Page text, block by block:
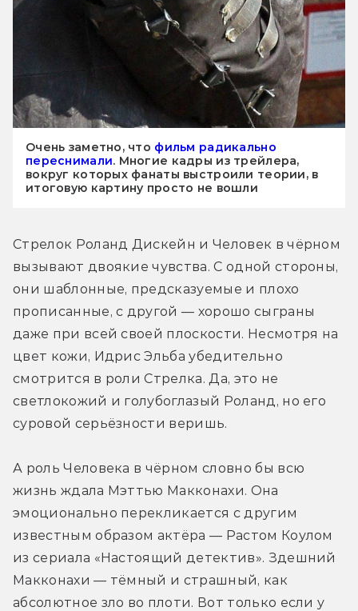
Очень заметно, что фильм радикально
переснимали. Многие кадры из трейлера,
вокруг которых фанаты выстроили теории, в
итоговую картину просто не вошли
Стрелок Роланд Дискейн и Человек в чёрном
вызывают двоякие чувства. С одной стороны,
они шаблонные, предсказуемые и плохо
прописанные, с другой — хорошо сыграны
даже при всей своей плоскости. Несмотря на
цвет кожи, Идрис Эльба убедительно
смотрится в роли Стрелка. Да, это не
светлокожий и голубоглазый Роланд, но его
суровой серьёзности веришь.
А роль Человека в чёрном словно бы всю
жизнь ждала Мэттью Макконахи. Она
эмоционально перекликается с другим
известным образом актёра — Растом Коулом
из сериала «Настоящий детектив». Здешний
Макконахи — тёмный и страшный, как
абсолютное зло во плоти. Вот только если у